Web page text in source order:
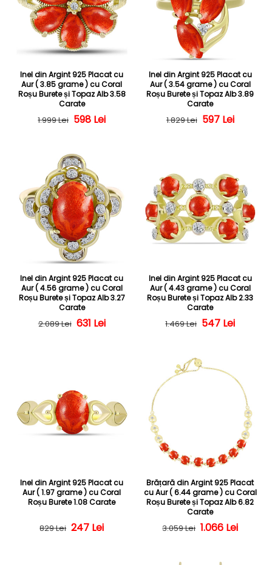
Inel din Argint 925 Placat cu
Aur ( 3.85 grame ) cu Coral
Roșu Burete și Topaz Alb 3.58
Carate
Preț obișnuit
1.999 Lei Preț redus
598 Lei
Inel din Argint 925 Placat cu
Aur ( 3.54 grame ) cu Coral
Roșu Burete și Topaz Alb 3.89
Carate
Preț obișnuit
1.829 Lei Preț redus
597 Lei
Inel din Argint 925 Placat cu
Aur ( 4.56 grame ) cu Coral
Roșu Burete și Topaz Alb 3.27
Carate
Preț obișnuit
2.089 LeiPreț redus
631 Lei
Inel din Argint 925 Placat cu
Aur ( 4.43 grame ) cu Coral
Roșu Burete și Topaz Alb 2.33
Carate
Preț obișnuit
1.469 Lei Preț redus
547 Lei
Inel din Argint 925 Placat cu
Aur ( 1.97 grame ) cu Coral
Roșu Burete 1.08 Carate
Preț obișnuit
829 Lei Preț redus
247 Lei
Brățară din Argint 925 Placat
cu Aur ( 6.44 grame ) cu Coral
Roșu Burete și Topaz Alb 6.82
Carate
Preț obișnuit
3.059 Lei Preț redus
1.066 Lei